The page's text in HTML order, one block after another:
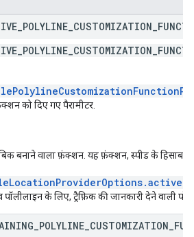
POLYLINE CUSTOMIZATION
को दिए गए पैरामीटर.
बनाने वाला फ़ंक्शन. यह फ़ंक्शन, स्पीड के हिसाब से
पॉलीलाइन के लिए, ट्रैफ़िक की जानकारी देने वाली
POLYLINE CUSTOMIZATION